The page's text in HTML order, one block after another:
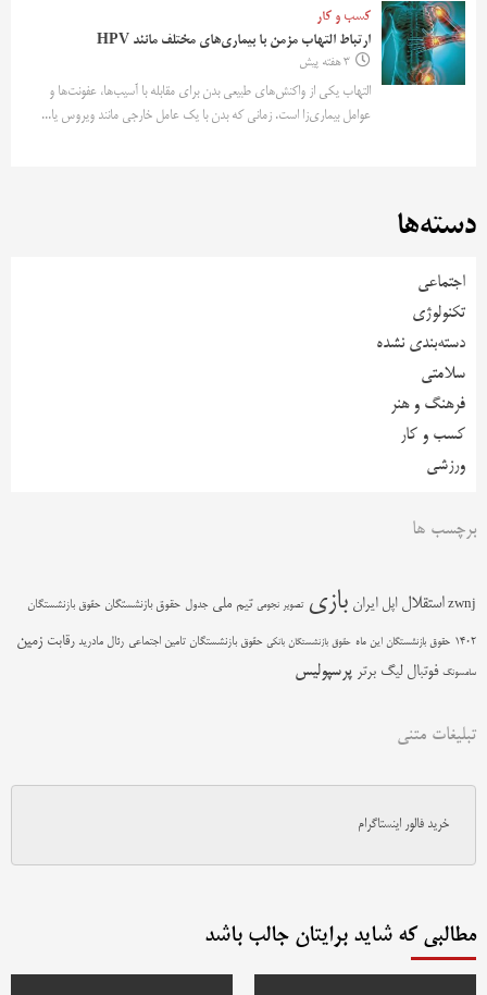
کسب و کار
ارتباط التهاب مزمن با بیماری‌های مختلف مانند HPV
3 هفته پیش
التهاب یکی از واکنش‌های طبیعی بدن برای مقابله با آسیب‌ها، عفونت‌ها و
عوامل بیماری‌زا است. زمانی که بدن با یک عامل خارجی مانند ویروس یا...
دسته‌ها
اجتماعی
تکنولوژی
دسته‌بندی نشده
سلامتی
فرهنگ و هنر
کسب و کار
ورزشی
برچسب ها
zwnj استقلال اپل ایران بازی تصویر نجومی تیم ملی جدول حقوق بازنشستگان حقوق بازنشستگان
1402 حقوق بازنشستگان این ماه حقوق بازنشستگان بانکی حقوق بازنشستگان تامین اجتماعی رئال مادرید رقابت زمین
سامسونگ فوتبال لیگ برتر پرسپولیس
تبلیغات متنی
خرید فالور اینستاگرام
مطالبی که شاید برایتان جالب باشد